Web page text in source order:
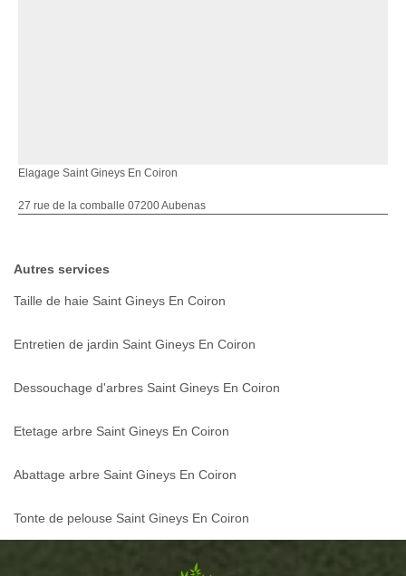
Elagage Saint Gineys En Coiron
27 rue de la comballe 07200 Aubenas
Autres services
Taille de haie Saint Gineys En Coiron
Entretien de jardin Saint Gineys En Coiron
Dessouchage d'arbres Saint Gineys En Coiron
Etetage arbre Saint Gineys En Coiron
Abattage arbre Saint Gineys En Coiron
Tonte de pelouse Saint Gineys En Coiron